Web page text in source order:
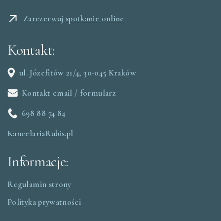
Zarezerwuj spotkanie online
Kontakt:
ul. Józefitów 21/4, 30-045 Kraków
Kontakt email / formularz
698 88 74 84
KancelariaRubis.pl
Informacje:
Regulamin strony
Polityka prywatności